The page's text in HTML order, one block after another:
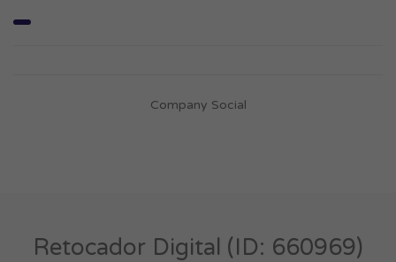
Company Social
Retocador Digital (ID: 660969)